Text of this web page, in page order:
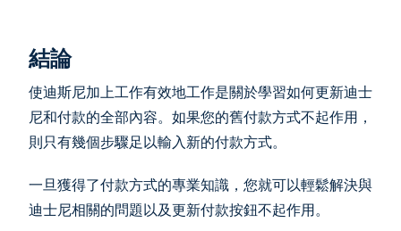
結論
使迪斯尼加上工作有效地工作是關於學習如何更新迪士
尼和付款的全部內容。如果您的舊付款方式不起作用，
則只有幾個步驟足以輸入新的付款方式。
一旦獲得了付款方式的專業知識，您就可以輕鬆解決與
迪士尼相關的問題以及更新付款按鈕不起作用。